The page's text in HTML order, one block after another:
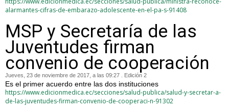
alarmantes-cifras-de-embarazo-adolescente-en-el-pa-s-91408
MSP y Secretaría de las
Juventudes firman
convenio de cooperación
Jueves, 23 de noviembre de 2017, a las 09:27 . Edición 2
Es el primer acuerdo entre las dos instituciones
https://www.edicionmedica.ec/secciones/salud-publica/salud-y-secretar-a-
de-las-juventudes-firman-convenio-de-cooperaci-n-91302